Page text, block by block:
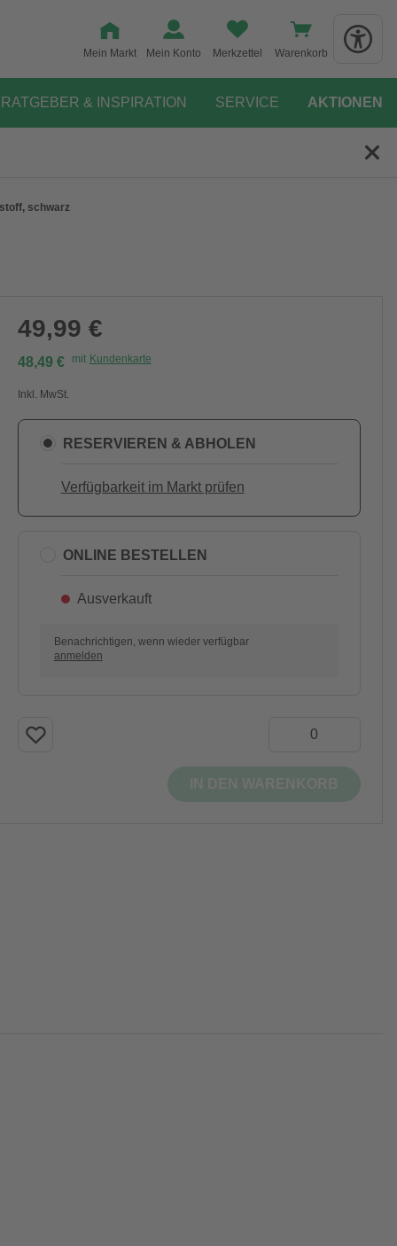
Mein Markt Mein Konto Merkzettel Warenkorb
RATGEBER & INSPIRATION SERVICE AKTIONEN
schwarz
49,99 €
48,49 € mit Kundenkarte
Inkl. MwSt.
RESERVIEREN & ABHOLEN
Verfügbarkeit im Markt prüfen
ONLINE BESTELLEN
Ausverkauft
Benachrichtigen, wenn wieder verfügbar
anmelden